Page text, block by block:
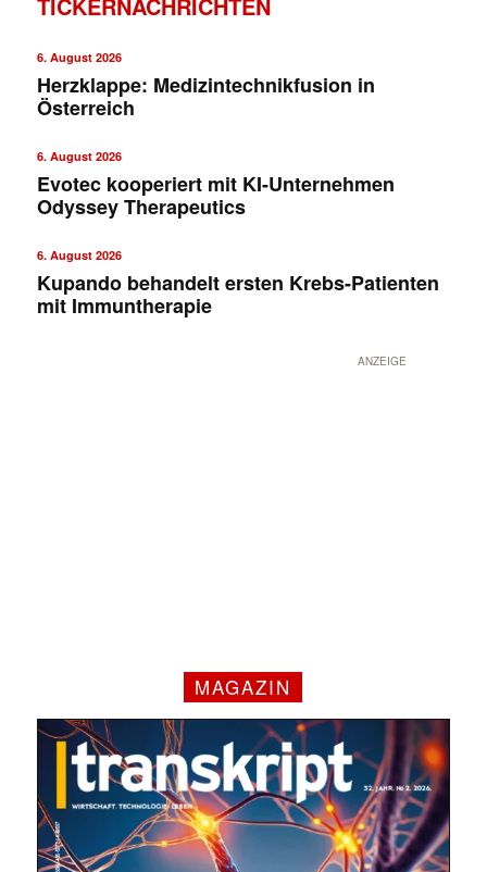
6. August 2026
Herzklappe: Medizintechnikfusion in
Österreich
6. August 2026
Evotec kooperiert mit KI-Unternehmen
Odyssey Therapeutics
6. August 2026
Kupando behandelt ersten Krebs-Patienten
mit Immuntherapie
ANZEIGE
MAGAZIN